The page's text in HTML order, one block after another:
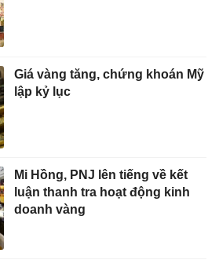
Giá vàng tăng, chứng khoán Mỹ
lập kỷ lục
Mi Hồng, PNJ lên tiếng về kết
luận thanh tra hoạt động kinh
doanh vàng